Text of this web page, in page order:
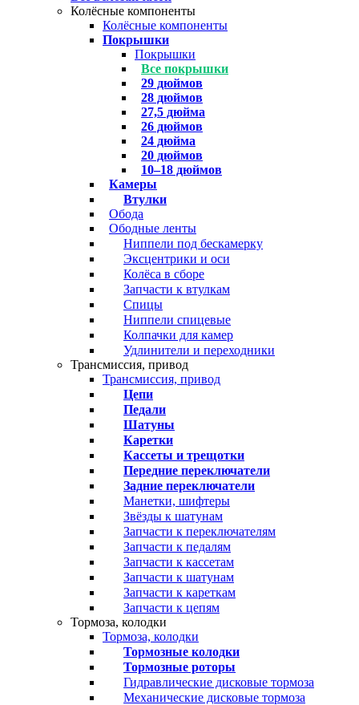
Колёсные компоненты
Колёсные компоненты
Покрышки
Покрышки
Все покрышки
29 дюймов
28 дюймов
27,5 дюйма
26 дюймов
24 дюйма
20 дюймов
10–18 дюймов
Камеры
Втулки
Обода
Ободные ленты
Ниппели под бескамерку
Эксцентрики и оси
Колёса в сборе
Запчасти к втулкам
Спицы
Ниппели спицевые
Колпачки для камер
Удлинители и переходники
Трансмиссия, привод
Трансмиссия, привод
Цепи
Педали
Шатуны
Каретки
Кассеты и трещотки
Передние переключатели
Задние переключатели
Манетки, шифтеры
Звёзды к шатунам
Запчасти к переключателям
Запчасти к педалям
Запчасти к кассетам
Запчасти к шатунам
Запчасти к кареткам
Запчасти к цепям
Тормоза, колодки
Тормоза, колодки
Тормозные колодки
Тормозные роторы
Гидравлические дисковые тормоза
Механические дисковые тормоза